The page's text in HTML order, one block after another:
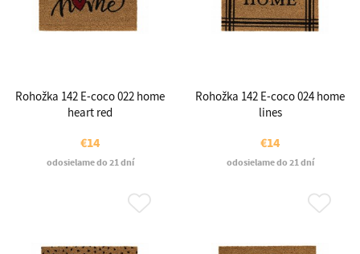
Rohožka 142 E-coco 022 home
heart red
€14
odosielame do 21 dní
Rohožka 142 E-coco 024 home
lines
€14
odosielame do 21 dní